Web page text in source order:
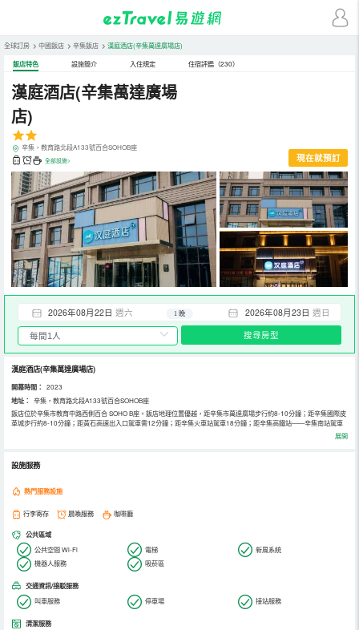
全球訂房 > 中國飯店 > 辛集飯店 > 漢庭酒店(辛集萬達廣場店)
飯店特色 設施簡介 入住規定 住宿評鑑（230）
漢庭酒店(辛集萬達廣場
店)
辛集，教育路北段A133號百合SOHOB座
全部設施> 現在就預訂
2026年08月22日 週六 2026年08月23日 週日
1 晚
搜尋房型
漢庭酒店(辛集萬達廣場店)
開幕時間： 2023
地址：
辛集，教育路北段A133號百合SOHOB座
飯店位於辛集市教育中路西側百合 SOHO B座。飯店地理位置優越，距辛集市萬達廣場步行約8-10分鐘；距辛集國際皮
革城步行約8-10分鐘；距黃石高速出入口駕車需12分鐘；距辛集火車站駕車18分鐘；距辛集高鐵站——辛集南站駕車
展開
設施服務
熱門服務設施
行李寄存 晨喚服務 咖啡廳
公共區域
公共空間 Wi-Fi 電梯
新風系統
機器人服務
吸菸區
交通資訊/接駁服務
叫車服務 停車場 接站服務
清潔服務